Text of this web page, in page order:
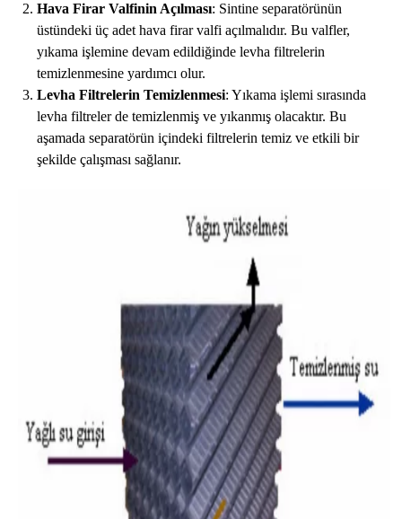
Hava Firar Valfinin Açılması: Sintine separatörünün
üstündeki üç adet hava firar valfi açılmalıdır. Bu valfler,
yıkama işlemine devam edildiğinde levha filtrelerin
temizlenmesine yardımcı olur.
Levha Filtrelerin Temizlenmesi: Yıkama işlemi sırasında
levha filtreler de temizlenmiş ve yıkanmış olacaktır. Bu
aşamada separatörün içindeki filtrelerin temiz ve etkili bir
şekilde çalışması sağlanır.